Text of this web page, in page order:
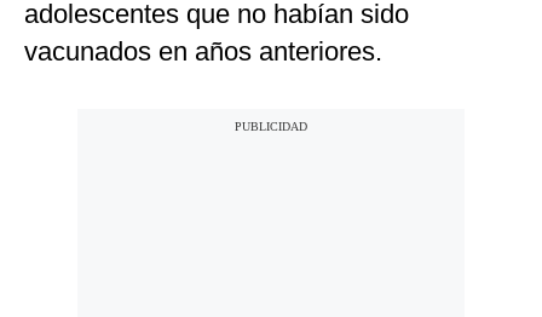
adolescentes que no habían sido
vacunados en años anteriores.